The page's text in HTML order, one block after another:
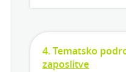
4. Tematsko
zaposlitve